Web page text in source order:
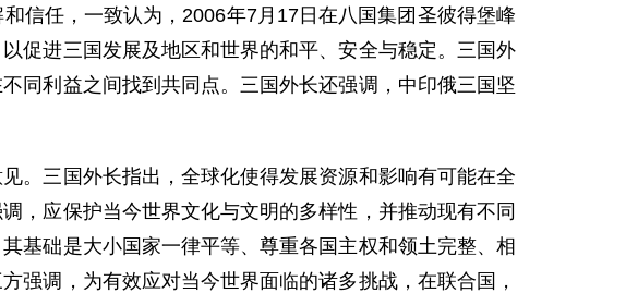
任，一致认为，2006年7月17日在八国集团圣彼得堡峰
促进三国发展及地区和世界的和平、安全与稳定。三国外
同利益之间找到共同点。三国外长还强调，中印俄三国坚
三国外长指出，全球化使得发展资源和影响有可能在全
，应保护当今世界文化与文明的多样性，并推动现有不同
基础是大小国家一律平等、尊重各国主权和领土完整、相
强调，为有效应对当今世界面临的诸多挑战，在联合国，